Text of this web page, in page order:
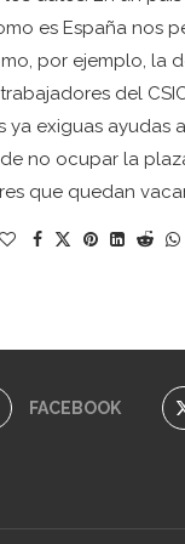
es España nos
por ejemplo, la
del
ya exiguas ayudas
de no ocupar la
que quedan
FACEBOOK